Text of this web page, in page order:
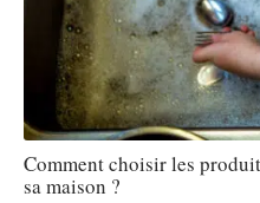
Comment choisir les
sa maison ?